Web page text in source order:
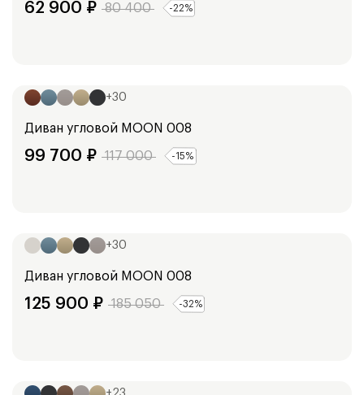
62 900 ₽ 80 400 -22%
+30
Диван угловой MOON 008
99 700 ₽ 117 000 -15%
+30
Диван угловой MOON 008
125 900 ₽ 185 050 -32%